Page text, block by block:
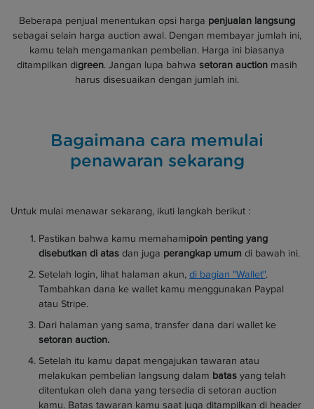
Beberapa penjual menentukan opsi harga penjualan langsung
sebagai selain harga auction awal. Dengan membayar jumlah ini,
kamu telah mengamankan pembelian. Harga ini biasanya
ditampilkan digreen. Jangan lupa bahwa setoran auction masih
harus disesuaikan dengan jumlah ini.
Bagaimana cara memulai
penawaran sekarang
Untuk mulai menawar sekarang, ikuti langkah berikut :
Pastikan bahwa kamu memahamipoin penting yang
disebutkan di atas dan juga perangkap umum di bawah ini.
Setelah login, lihat halaman akun, di bagian "Wallet".
Tambahkan dana ke wallet kamu menggunakan Paypal
atau Stripe.
Dari halaman yang sama, transfer dana dari wallet ke
setoran auction.
Setelah itu kamu dapat mengajukan tawaran atau
melakukan pembelian langsung dalam batas yang telah
ditentukan oleh dana yang tersedia di setoran auction
kamu. Batas tawaran kamu saat juga ditampilkan di header